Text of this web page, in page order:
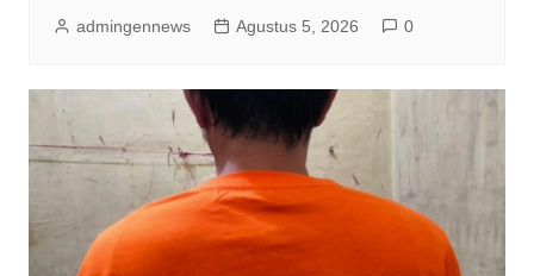
admingennews Agustus 5, 2026 0